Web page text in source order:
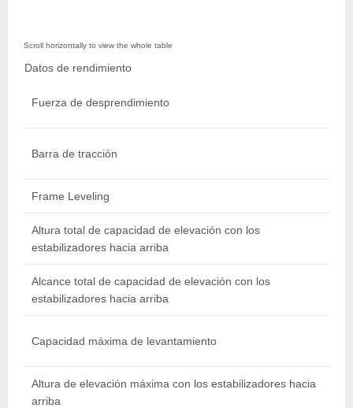
Datos de rendimiento
Fuerza de desprendimiento
Barra de tracción
Frame Leveling
Altura total de capacidad de elevación con los
estabilizadores hacia arriba
Alcance total de capacidad de elevación con los
estabilizadores hacia arriba
Capacidad máxima de levantamiento
Altura de elevación máxima con los estabilizadores hacia
arriba